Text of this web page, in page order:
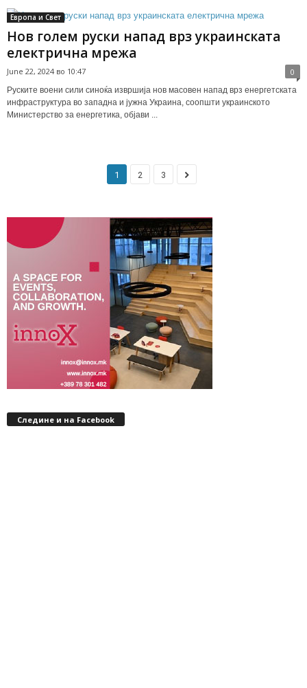
Европа и Свет
Нов голем руски напад врз украинската
електрична мрежа
June 22, 2024 во 10:47 0
Руските воени сили синоќа извршија нов масовен напад врз енергетската
инфраструктура во западна и јужна Украина, соопшти украинското
Министерство за енергетика, објави ...
1 2 3
Следине и на Facebook